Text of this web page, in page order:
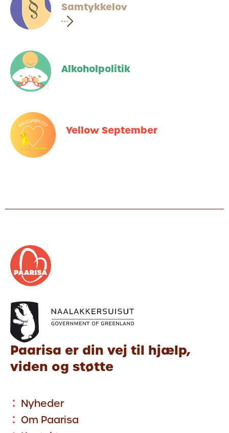
Samtykkelov
Alkoholpolitik
Yellow September
Paarisa er din vej til hjælp,
viden og støtte
Nyheder
Om Paarisa